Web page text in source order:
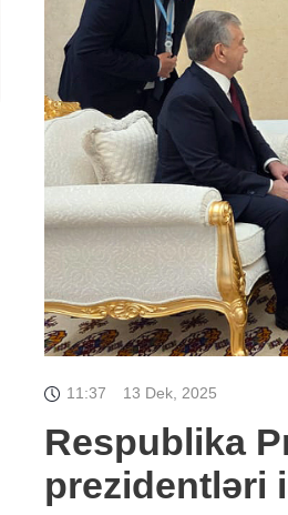
11:37 13 Dek, 2025
Respublika
prezidentləri